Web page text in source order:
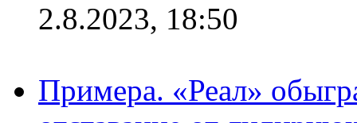
2.8.2023, 18:50
Примера. «Реал»